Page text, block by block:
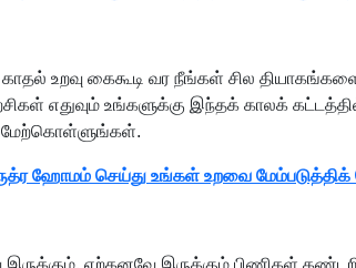
காதல் உறவு கைகூடி வர நீங்கள் சில
எதுவும் உங்களுக்கு இந்தக் காலக்
மேற்கொள்ளுங்கள்.
ஹோமம் செய்து உங்கள் உறவை
ஏற்கனவே இருக்கும் பிணிகள்